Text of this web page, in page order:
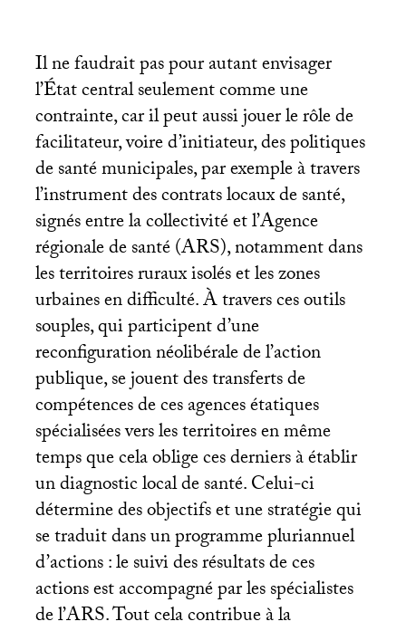
Il ne faudrait pas pour autant envisager
l’État central seulement comme une
contrainte, car il peut aussi jouer le rôle de
facilitateur, voire d’initiateur, des politiques
de santé municipales, par exemple à travers
l’instrument des contrats locaux de santé,
signés entre la collectivité et l’Agence
régionale de santé (ARS), notamment dans
les territoires ruraux isolés et les zones
urbaines en difficulté. À travers ces outils
souples, qui participent d’une
reconfiguration néolibérale de l’action
publique, se jouent des transferts de
compétences de ces agences étatiques
spécialisées vers les territoires en même
temps que cela oblige ces derniers à établir
un diagnostic local de santé. Celui-ci
détermine des objectifs et une stratégie qui
se traduit dans un programme pluriannuel
d’actions : le suivi des résultats de ces
actions est accompagné par les spécialistes
de l’ARS. Tout cela contribue à la